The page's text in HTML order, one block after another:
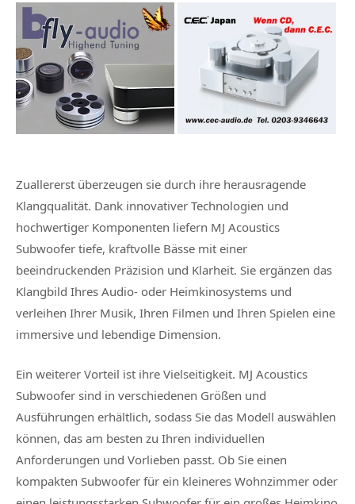
Zuallererst überzeugen sie durch ihre herausragende
Klangqualität. Dank innovativer Technologien und
hochwertiger Komponenten liefern MJ Acoustics
Subwoofer tiefe, kraftvolle Bässe mit einer
beeindruckenden Präzision und Klarheit. Sie ergänzen das
Klangbild Ihres Audio- oder Heimkinosystems und
verleihen Ihrer Musik, Ihren Filmen und Ihren Spielen eine
immersive und lebendige Dimension.
Ein weiterer Vorteil ist ihre Vielseitigkeit. MJ Acoustics
Subwoofer sind in verschiedenen Größen und
Ausführungen erhältlich, sodass Sie das Modell auswählen
können, das am besten zu Ihren individuellen
Anforderungen und Vorlieben passt. Ob Sie einen
kompakten Subwoofer für ein kleineres Wohnzimmer oder